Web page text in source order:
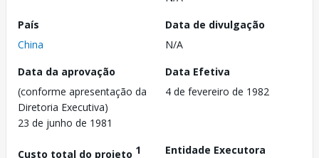
País
China
Data de divulgação
N/A
Data da aprovação
(conforme apresentação da
Diretoria Executiva)
23 de junho de 1981
Data Efetiva
4 de fevereiro de 1982
Custo total do projeto 1
Entidade Executora